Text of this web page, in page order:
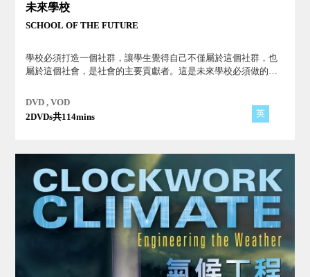
未來學校
SCHOOL OF THE FUTURE
學校必須打造一個社群，讓學生覺得自己不僅屬於這個社群，也
屬於這個社會，是社會的主要貢獻者。這是未來學校必須做的
DVD , VOD
2DVDs共114mins
英